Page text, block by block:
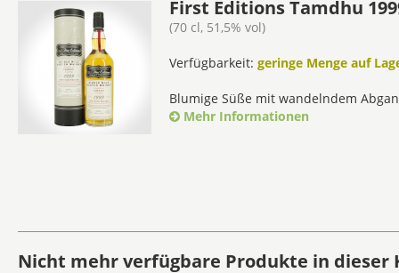
First Editions Tamdhu
(70 cl, 51,5% vol)
Verfügbarkeit: geringe Menge auf
Blumige Süße mit wandelndem
Mehr Informationen
Nicht mehr verfügbare Produkte in dieser